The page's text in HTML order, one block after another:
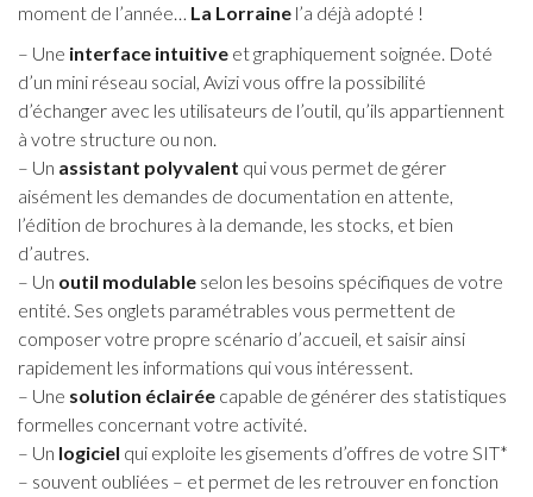
moment de l’année… La Lorraine l’a déjà adopté !
– Une interface intuitive et graphiquement soignée. Doté
d’un mini réseau social, Avizi vous offre la possibilité
d’échanger avec les utilisateurs de l’outil, qu’ils appartiennent
à votre structure ou non.
– Un assistant polyvalent qui vous permet de gérer
aisément les demandes de documentation en attente,
l’édition de brochures à la demande, les stocks, et bien
d’autres.
– Un outil modulable selon les besoins spécifiques de votre
entité. Ses onglets paramétrables vous permettent de
composer votre propre scénario d’accueil, et saisir ainsi
rapidement les informations qui vous intéressent.
– Une solution éclairée capable de générer des statistiques
formelles concernant votre activité.
– Un logiciel qui exploite les gisements d’offres de votre SIT*
– souvent oubliées – et permet de les retrouver en fonction